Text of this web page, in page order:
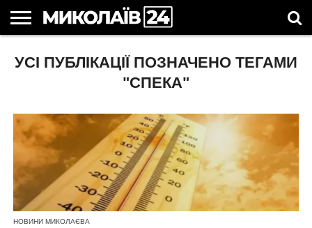
НОВИНИ
НОВИНИ
МИКОЛАЄВА
МИКОЛАЇВСЬКА
ОБЛАСТЬ
НОВИНИ
СПОРТУ
УКРАЇНА
ТА СВІТ
НОВИНИ
КОМПАНІЙ
АСТРОЛОГІЯ
СВЯТА
В
КОРИСНІ
СТАТТІ
УСІ ПУБЛІКАЦІЇ ПОЗНАЧЕНО ТЕГАМИ
"СПЕКА"
НОВИНИ МИКОЛАЄВА